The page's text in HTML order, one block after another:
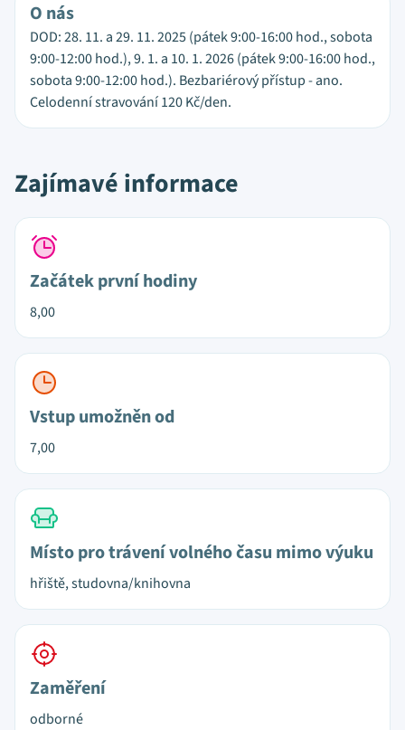
O nás
DOD: 28. 11. a 29. 11. 2025 (pátek 9:00-16:00 hod., sobota
9:00-12:00 hod.), 9. 1. a 10. 1. 2026 (pátek 9:00-16:00 hod.,
sobota 9:00-12:00 hod.). Bezbariérový přístup - ano.
Celodenní stravování 120 Kč/den.
Zajímavé informace
Začátek první hodiny
8,00
Vstup umožněn od
7,00
Místo pro trávení volného času mimo výuku
hřiště, studovna/knihovna
Zaměření
odborné